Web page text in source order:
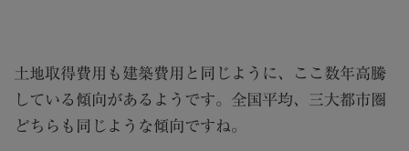
土地取得費用も建築費用と同じように、ここ数年高騰
している傾向があるようです。全国平均、三大都市圏
どちらも同じような傾向ですね。